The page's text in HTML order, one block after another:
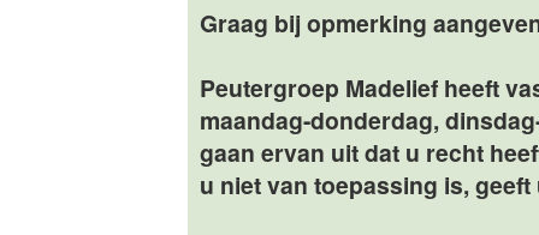
Graag bij opmerking
Peutergroep Madelief heeft
maandag-donderdag,
gaan ervan uit dat u recht
u niet van toepassing is,